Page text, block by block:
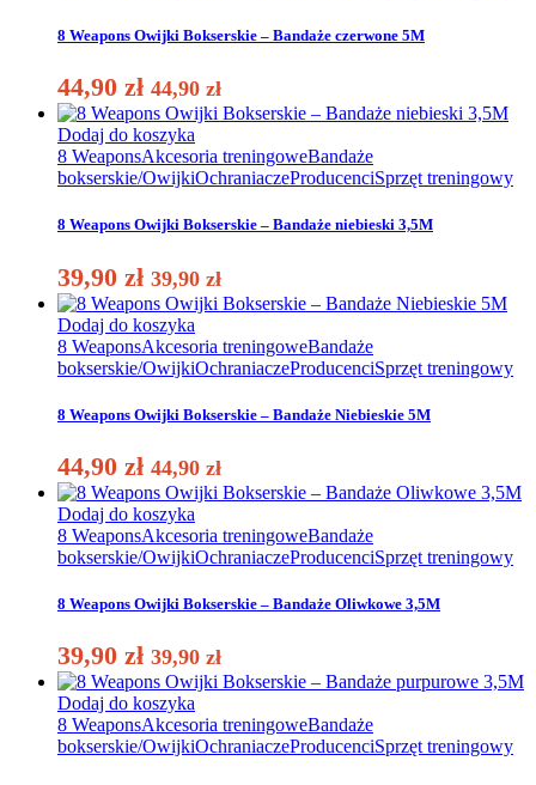
8 Weapons Owijki Bokserskie – Bandaże czerwone 5M
44,90 zł 44,90 zł
Dodaj do koszyka
8 WeaponsAkcesoria treningoweBandaże
bokserskie/OwijkiOchraniaczeProducenciSprzęt treningowy
8 Weapons Owijki Bokserskie – Bandaże niebieski 3,5M
39,90 zł 39,90 zł
Dodaj do koszyka
8 WeaponsAkcesoria treningoweBandaże
bokserskie/OwijkiOchraniaczeProducenciSprzęt treningowy
8 Weapons Owijki Bokserskie – Bandaże Niebieskie 5M
44,90 zł 44,90 zł
Dodaj do koszyka
8 WeaponsAkcesoria treningoweBandaże
bokserskie/OwijkiOchraniaczeProducenciSprzęt treningowy
8 Weapons Owijki Bokserskie – Bandaże Oliwkowe 3,5M
39,90 zł 39,90 zł
Dodaj do koszyka
8 WeaponsAkcesoria treningoweBandaże
bokserskie/OwijkiOchraniaczeProducenciSprzęt treningowy